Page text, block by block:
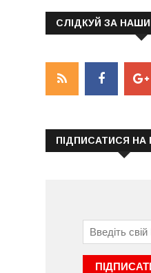
СЛІДКУЙ ЗА
ПІДПИСАТИСЯ НА